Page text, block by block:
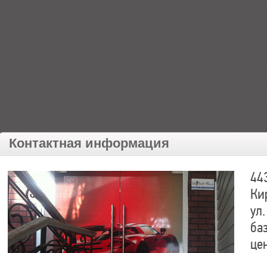
Контактная информация